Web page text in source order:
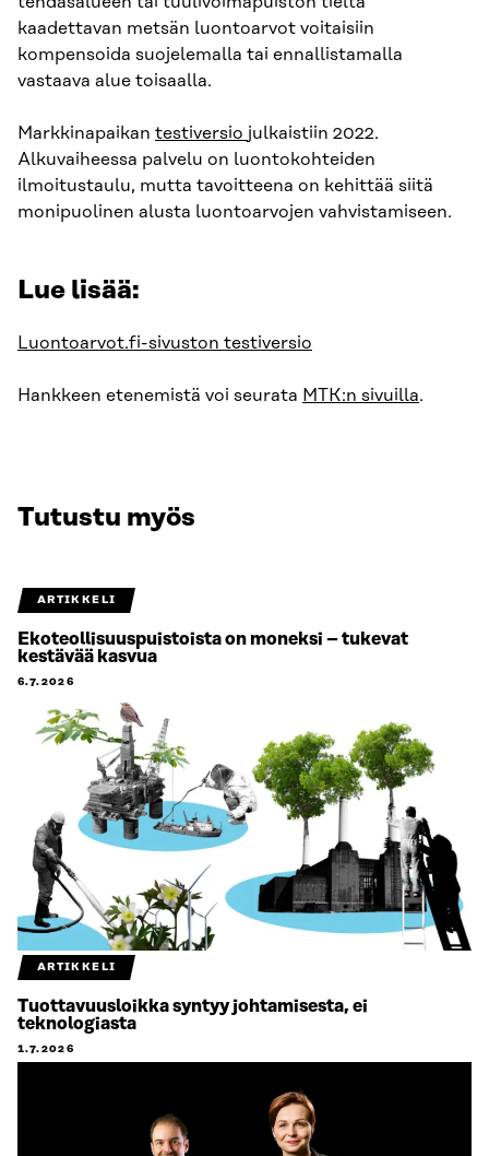
kaadettavan metsän luontoarvot voitaisiin
kompensoida suojelemalla tai ennallistamalla
vastaava alue toisaalla.
Markkinapaikan testiversio julkaistiin 2022.
Alkuvaiheessa palvelu on luontokohteiden
ilmoitustaulu, mutta tavoitteena on kehittää siitä
monipuolinen alusta luontoarvojen vahvistamiseen.
Lue lisää:
Luontoarvot.fi-sivuston testiversio
Hankkeen etenemistä voi seurata MTK:n sivuilla.
Tutustu myös
ARTIKKELI
Ekoteollisuuspuistoista on moneksi – tukevat
kestävää kasvua
6.7.2026
ARTIKKELI
Tuottavuusloikka syntyy johtamisesta, ei
teknologiasta
1.7.2026